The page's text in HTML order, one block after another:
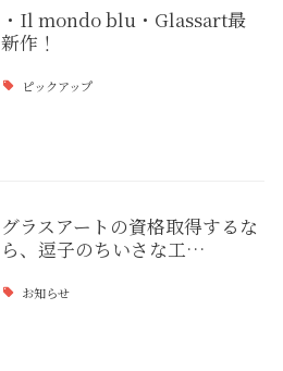
・Il mondo blu・Glassart最
新作！
ピックアップ
グラスアートの資格取得するな
ら、逗子のちいさな工…
お知らせ